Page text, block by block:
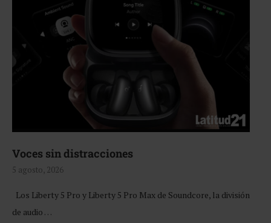
Voces sin distracciones
5 agosto, 2026
Los Liberty 5 Pro y Liberty 5 Pro Max de Soundcore, la división
de audio …